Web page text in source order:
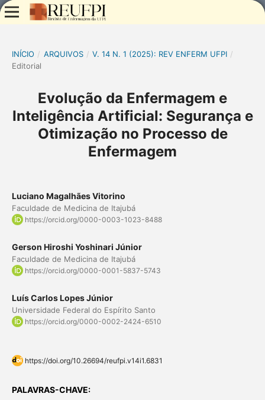
INÍCIO / ARQUIVOS / V. 14 N. 1 (2025): REV ENFERM UFPI /
Editorial
Evolução da Enfermagem e
Inteligência Artificial: Segurança e
Otimização no Processo de
Enfermagem
Luciano Magalhães Vitorino
Faculdade de Medicina de Itajubá
https://orcid.org/0000-0003-1023-8488
Gerson Hiroshi Yoshinari Júnior
Faculdade de Medicina de Itajubá
https://orcid.org/0000-0001-5837-5743
Luís Carlos Lopes Júnior
Universidade Federal do Espírito Santo
https://orcid.org/0000-0002-2424-6510
https://doi.org/10.26694/reufpi.v14i1.6831
PALAVRAS-CHAVE: